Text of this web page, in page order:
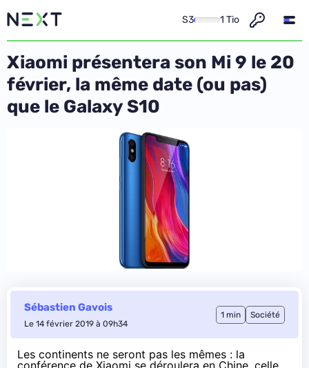
S3 1 Tio
Xiaomi présentera son Mi 9 le 20
février, la même date (ou pas)
que le Galaxy S10
Sébastien Gavois
Le 14 février 2019 à 09h34
1 min Société
Les continents ne seront pas les mêmes : la